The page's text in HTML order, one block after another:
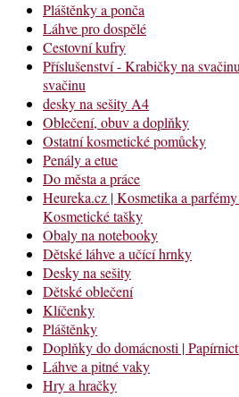
Pláštěnky a ponča
Láhve pro dospělé
Cestovní kufry
Příslušenství - Krabičky na
svačinu
desky na sešity A4
Oblečení, obuv a doplňky
Ostatní kosmetické pomůcky
Penály a etue
Do města a práce
Heureka.cz | Kosmetika a
Kosmetické tašky
Obaly na notebooky
Dětské láhve a učící hrnky
Desky na sešity
Dětské oblečení
Klíčenky
Pláštěnky
Doplňky do domácnosti |
Láhve a pitné vaky
Hry a hračky